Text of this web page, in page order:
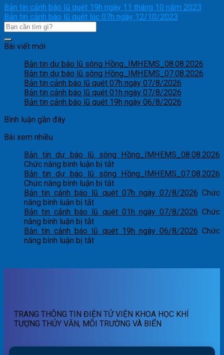
Bản tin cảnh báo lũ quét 19h ngày 11 tháng 10 năm 2023
Bản tin cảnh báo lũ quét lúc 07h ngày 12/10/2023
Bài viết mới
Bản tin dự báo lũ sông Hồng_IMHEMS_08.08.2026
Bản tin dự báo lũ sông Hồng_IMHEMS_07.08.2026
Bản tin cảnh báo lũ quét 07h ngày 07/8/2026
Bản tin cảnh báo lũ quét 01h ngày 07/8/2026
Bản tin cảnh báo lũ quét 19h ngày 06/8/2026
Bình luận gần đây
Bài xem nhiều
Bản tin dự báo lũ sông Hồng_IMHEMS_08.08.2026
Chức năng bình luận bị tắtở
Bản
tin
dự
lũ
Hồng_IMHEMS_08.08.2026
Bản tin dự báo lũ sông Hồng_IMHEMS_07.08.2026
Chức năng bình luận bị tắtở
Bản
dự
lũ
Bản tin cảnh báo lũ quét 07h ngày 07/8/2026 Chức
năng bình luận bị tắtở
Bản
tin
cảnh
báo
07h
Bản tin cảnh báo lũ quét 01h ngày 07/8/2026 Chức
năng bình luận bị tắtở
Bản
tin
lũ
07/8/2026
Bản tin cảnh báo lũ quét 19h ngày 06/8/2026 Chức
năng bình luận bị tắtở
cảnh
ngày
06/8/2026
TRANG THÔNG TIN ĐIỆN TỬ VIỆN KHOA HỌC KHÍ
TƯỢNG THỦY VĂN, MÔI TRƯỜNG VÀ BIỂN